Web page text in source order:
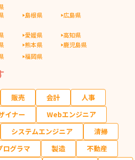
島根県
広島県
愛媛県
高知県
熊本県
鹿児島県
福岡県
販売 会計
人事
イナー
Webエンジニア
システムエンジニア
清掃
ログラマ 製造
不動産